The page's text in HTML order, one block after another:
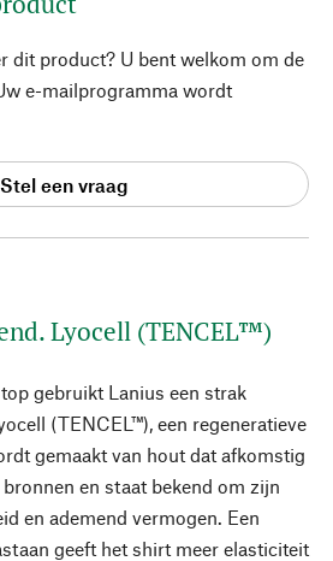
Lyocell (TENCEL™)
gebruikt Lanius een strak
(TENCEL™), een regeneratieve
gemaakt van hout dat afkomstig
en staat bekend om zijn
en ademend vermogen. Een
geeft het shirt meer elasticiteit
dit product? U bent welkom om de
e-mailprogramma wordt
Stel een vraag